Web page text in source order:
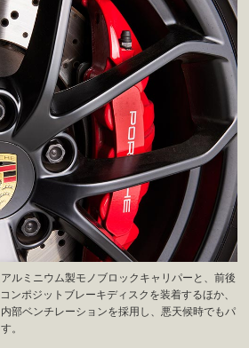
ルミニウム製モノブロックキャリパーと、前後
ンポジットブレーキディスクを装着するほか、
部ベンチレーションを採用し、悪天候時でもパ
。